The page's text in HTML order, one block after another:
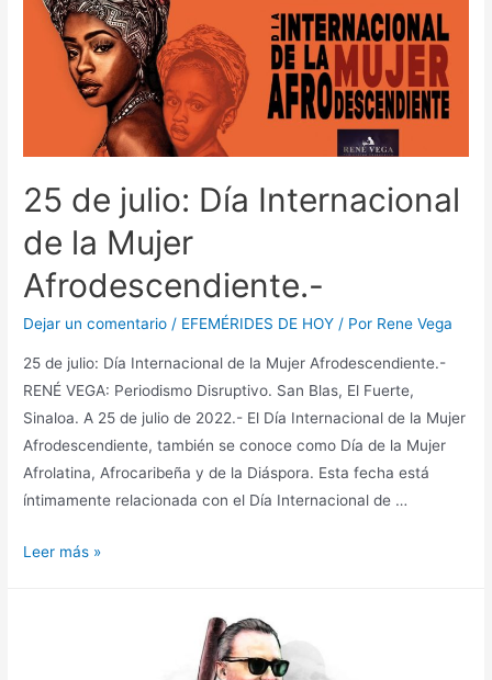
25 de julio: Día Internacional
de la Mujer
Afrodescendiente.-
Dejar un comentario / EFEMÉRIDES DE HOY / Por Rene Vega
25 de julio: Día Internacional de la Mujer Afrodescendiente.-
RENÉ VEGA: Periodismo Disruptivo. San Blas, El Fuerte,
Sinaloa. A 25 de julio de 2022.- El Día Internacional de la Mujer
Afrodescendiente, también se conoce como Día de la Mujer
Afrolatina, Afrocaribeña y de la Diáspora. Esta fecha está
íntimamente relacionada con el Día Internacional de …
Leer más »